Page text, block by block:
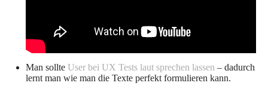
Man sollte User bei UX Tests laut sprechen lassen – dadurch
lernt man wie man die Texte perfekt formulieren kann.